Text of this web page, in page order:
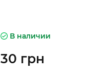
В наличии
30 грн